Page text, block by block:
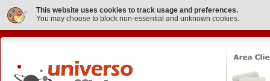
This website uses cookies to track usage and preferences.
You may choose to block non-essential and unknown cookies.